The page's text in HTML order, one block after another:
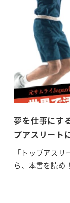
夢を仕事にす
プアスリート
「トップアス
ら、本書を読